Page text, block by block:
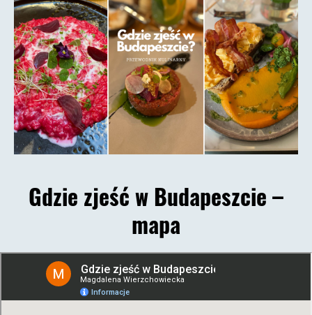
Gdzie zjeść w Budapeszcie –
mapa